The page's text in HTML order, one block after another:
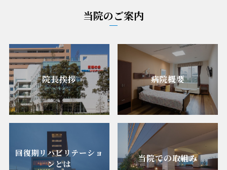
当院のご案内
院長挨拶 病院概要
回復期リハビリテーショ
ンとは
当院での取組み